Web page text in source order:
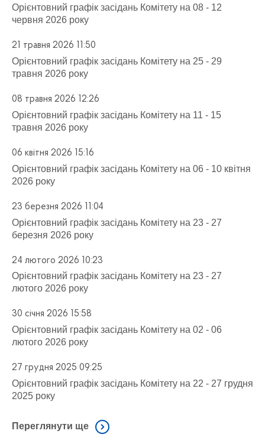
Орієнтовний графік засідань Комітету на 08 - 12
червня 2026 року
21 травня 2026 11:50
Орієнтовний графік засідань Комітету на 25 - 29
травня 2026 року
08 травня 2026 12:26
Орієнтовний графік засідань Комітету на 11 - 15
травня 2026 року
06 квітня 2026 15:16
Орієнтовний графік засідань Комітету на 06 - 10 квітня
2026 року
23 березня 2026 11:04
Орієнтовний графік засідань Комітету на 23 - 27
березня 2026 року
24 лютого 2026 10:23
Орієнтовний графік засідань Комітету на 23 - 27
лютого 2026 року
30 січня 2026 15:58
Орієнтовний графік засідань Комітету на 02 - 06
лютого 2026 року
27 грудня 2025 09:25
Орієнтовний графік засідань Комітету на 22 - 27 грудня
2025 року
Переглянути ще